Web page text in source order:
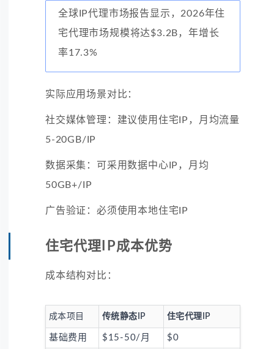
全球IP代理市场报告显示，2026年住
宅代理市场规模将达$3.2B，年增长
率17.3%
实际应用场景对比：
社交媒体管理：建议使用住宅IP，月均流量
5-20GB/IP
数据采集：可采用数据中心IP，月均
50GB+/IP
广告验证：必须使用本地住宅IP
住宅代理IP成本优势
成本结构对比：
成本项目 传统静态IP 住宅代理IP
基础费用 $15-50/月 $0